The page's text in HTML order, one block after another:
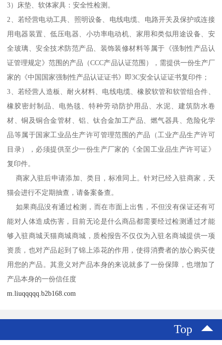
3）床垫、软体家具：安全性检测。
2、若经营电动工具、照明设备、电线电缆、电路开关及保护或连接
用电器装置、低压电器、小功率电动机、家用和类似用途设备、安
全玻璃、安全技术防范产品、装饰装修材料等属于《强制性产品认
证管理规定》范围的产品（CCC产品认证范围），需提供一份生产厂
家的《中国国家强制性产品认证证书》即3C安全认证证书复印件；
3、若经营人造板、耐火材料、电线电缆、橡胶软管和软管组合件、
橡胶密封制品、电热毯、特种劳动防护用品、水泥、建筑防水卷
材、铜及铜合金管材、铝、钛合金加工产品、燃气器具、危险化学
品等属于国家工业品生产许可管理范围的产品（工业产品生产许可
目录），必须提供至少一份生产厂家的《全国工业品生产许可证》
复印件。
商家入驻后申请添加、类目，标准同上。针对已经入驻商家，天
猫会进行不定期抽查，请备案备查。
如果商品没有通过检测，而在市面上出售，不但没有保证还有可
能对人体造成伤害，目前无论是什么商品都需要经过检测通过才能
够入驻商城天猫商城商城，质检报告不仅仅为入驻名商城提供一项
资质，也对产品起到了锦上添花的作用，使得消费者的放心购买使
用您的产品。其意义对产品本身的来说就多了一份保障，也增加了
产品本身的一份信任度
m.liuqqqqq.b2b168.com
Top